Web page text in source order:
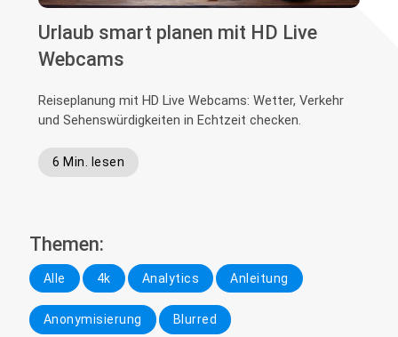
Urlaub smart planen mit HD Live
Webcams
Reiseplanung mit HD Live Webcams: Wetter, Verkehr
und Sehenswürdigkeiten in Echtzeit checken.
6 Min. lesen
Themen:
Alle 4k Analytics Anleitung
Anonymisierung Blurred